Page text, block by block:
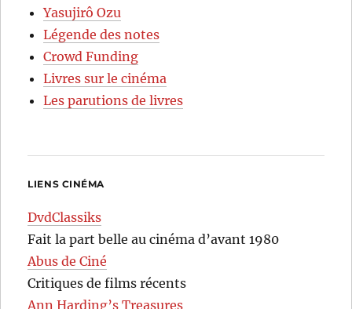
Yasujirô Ozu
Légende des notes
Crowd Funding
Livres sur le cinéma
Les parutions de livres
LIENS CINÉMA
DvdClassiks
Fait la part belle au cinéma d’avant 1980
Abus de Ciné
Critiques de films récents
Ann Harding’s Treasures